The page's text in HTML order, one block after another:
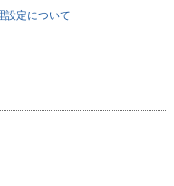
設定について